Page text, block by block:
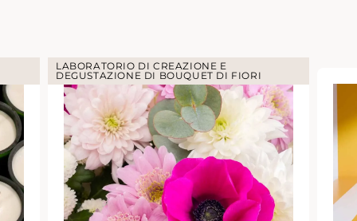
LABORATORIO DI CREAZIONE E
DEGUSTAZIONE DI BOUQUET DI FIORI